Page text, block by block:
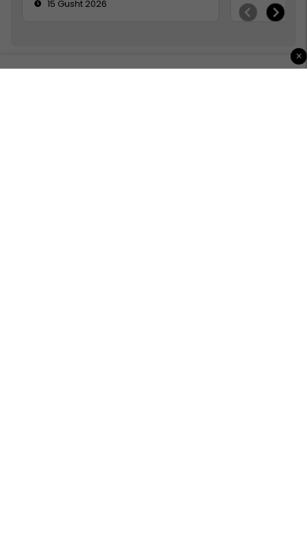
15 Gusht 2026
×